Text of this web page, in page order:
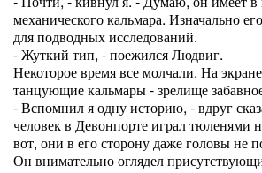
механического кальмара. Изначально
для подводных исследований.
- Жуткий тип, - поежился Людвиг.
Некоторое время все молчали. На
танцующие кальмары - зрелище
- Вспомнил я одну историю, - вдруг
человек в Девонпорте играл тюленями
вот, они в его сторону даже головы не
Он внимательно оглядел